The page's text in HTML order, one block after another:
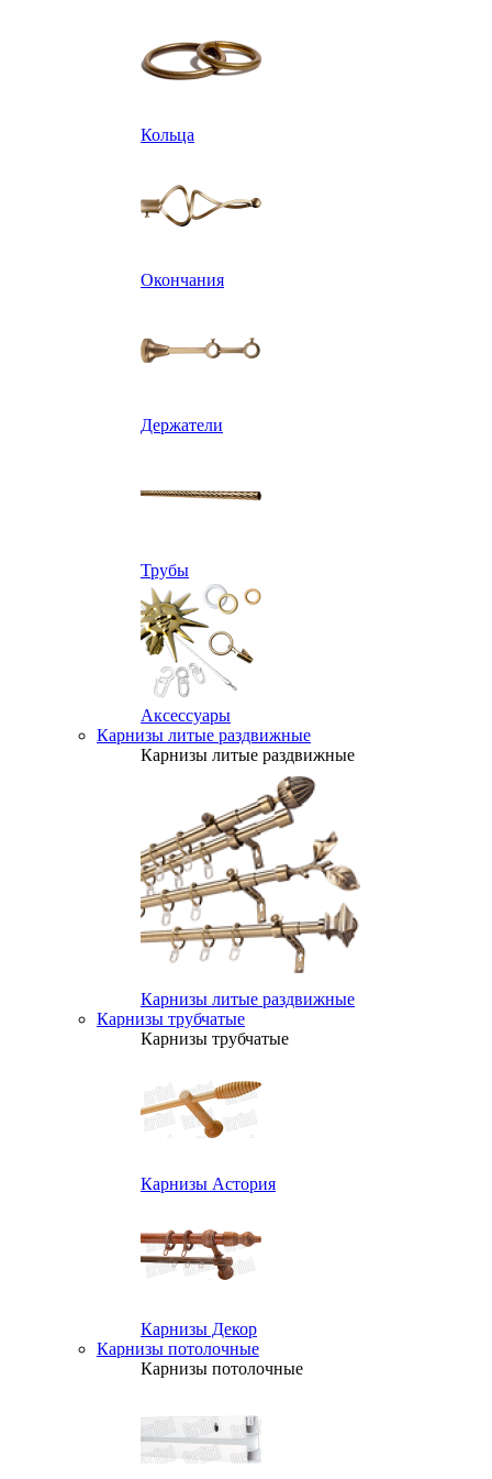
Кольца
Окончания
Держатели
Трубы
Аксессуары
Карнизы литые раздвижные
Карнизы литые раздвижные
Карнизы литые раздвижные
Карнизы трубчатые
Карнизы трубчатые
Карнизы Астория
Карнизы Декор
Карнизы потолочные
Карнизы потолочные